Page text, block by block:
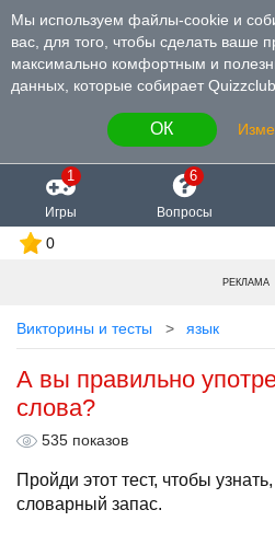
Мы используем файлы-cookie и
вас, для того, чтобы сделать ваше
максимально комфортным и
данных, которые собирает Quizzclub.
ОК
1
Игры
6
Вопросы
0
РЕКЛАМА
Викторины и тесты язык
А вы правильно
слова?
535 показов
Пройди этот тест, чтобы
словарный запас.